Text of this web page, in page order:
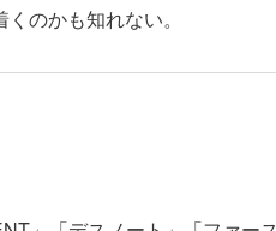
のかも知れない。